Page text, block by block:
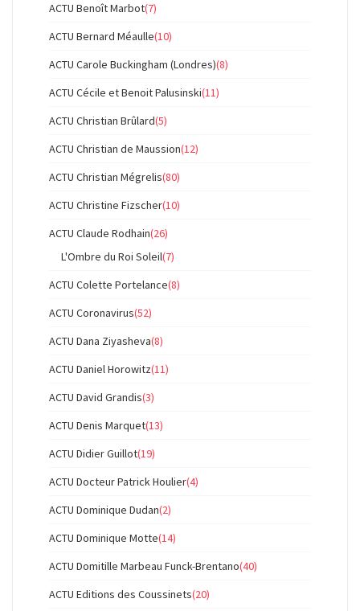
ACTU Benoît Marbot(7)
ACTU Bernard Méaulle(10)
ACTU Carole Buckingham (Londres)(8)
ACTU Cécile et Benoit Palusinski(11)
ACTU Christian Brûlard(5)
ACTU Christian de Maussion(12)
ACTU Christian Mégrelis(80)
ACTU Christine Fizscher(10)
ACTU Claude Rodhain(26)
L'Ombre du Roi Soleil(7)
ACTU Colette Portelance(8)
ACTU Coronavirus(52)
ACTU Dana Ziyasheva(8)
ACTU Daniel Horowitz(11)
ACTU David Grandis(3)
ACTU Denis Marquet(13)
ACTU Didier Guillot(19)
ACTU Docteur Patrick Houlier(4)
ACTU Dominique Dudan(2)
ACTU Dominique Motte(14)
ACTU Domitille Marbeau Funck-Brentano(40)
ACTU Editions des Coussinets(20)